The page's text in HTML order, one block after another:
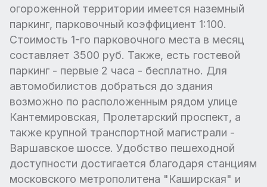
огороженной территории имеется наземный
паркинг, парковочный коэффициент 1:100.
Стоимость 1-го парковочного места в месяц
составляет 3500 руб. Также, есть гостевой
паркинг - первые 2 часа - бесплатно. Для
автомобилистов добраться до здания
возможно по расположенным рядом улице
Кантемировская, Пролетарский проспект, а
также крупной транспортной магистрали -
Варшавское шоссе. Удобство пешеходной
доступности достигается благодаря станциям
московского метрополитена "Каширская" и